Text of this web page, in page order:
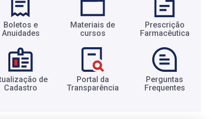
Boletos e
Anuidades​
Materiais de
cursos​
Prescrição
Farmacêutica​
de
Cadastro​
Portal da
Transparência​
Perguntas
Frequentes​